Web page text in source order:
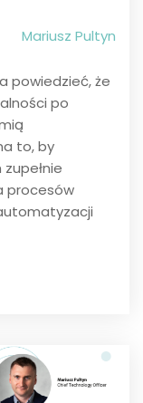
Mariusz Pultyn
powiedzieć, że
po
to, by
procesów